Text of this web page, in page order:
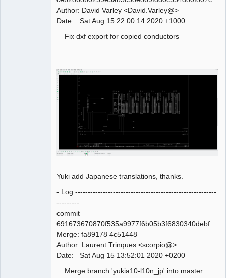
Author: David Varley <David.Varley@>
Date: Sat Aug 15 22:00:14 2020 +1000
Fix dxf export for copied conductors
Yuki add Japanese translations, thanks.
- Log --------------------------------------------------------
---------
commit
691673670870f535a9977f6b05b3f6830340debf
Merge: fa89178 4c51448
Author: Laurent Trinques <scorpio@>
Date: Sat Aug 15 13:52:01 2020 +0200
Merge branch 'yukia10-l10n_jp' into master